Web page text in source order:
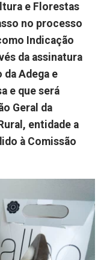
e Florestas
no processo
Indicação
da assinatura
da Adega e
e que será
Geral da
entidade a
à Comissão